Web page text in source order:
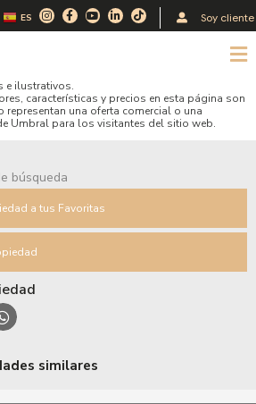
ES I
n
s
a
m
F
a
c
k
-
f
Y
o
u
L
i
n
-
i
n
T
i
k
Soy cliente
e ilustrativos.
características y precios en esta página son
representan una oferta comercial o una
Umbral para los visitantes del sitio web.
búsqueda
a tus Favoritas
similares